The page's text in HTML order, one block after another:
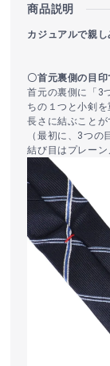
商品説明
カジュアルで親
〇首元裏側の目
首元の裏側に「3
ちの１つと小剣
長さに結ぶことが
（最初に、3つの
結び目はプレーン